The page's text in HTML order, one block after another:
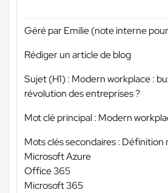
Géré par Emilie (note interne
Rédiger un article de blog
Sujet (H1) : Modern workplace :
révolution des entreprises ?
Mot clé principal : Modern
Mots clés secondaires :
Microsoft Azure
Office 365
Microsoft 365